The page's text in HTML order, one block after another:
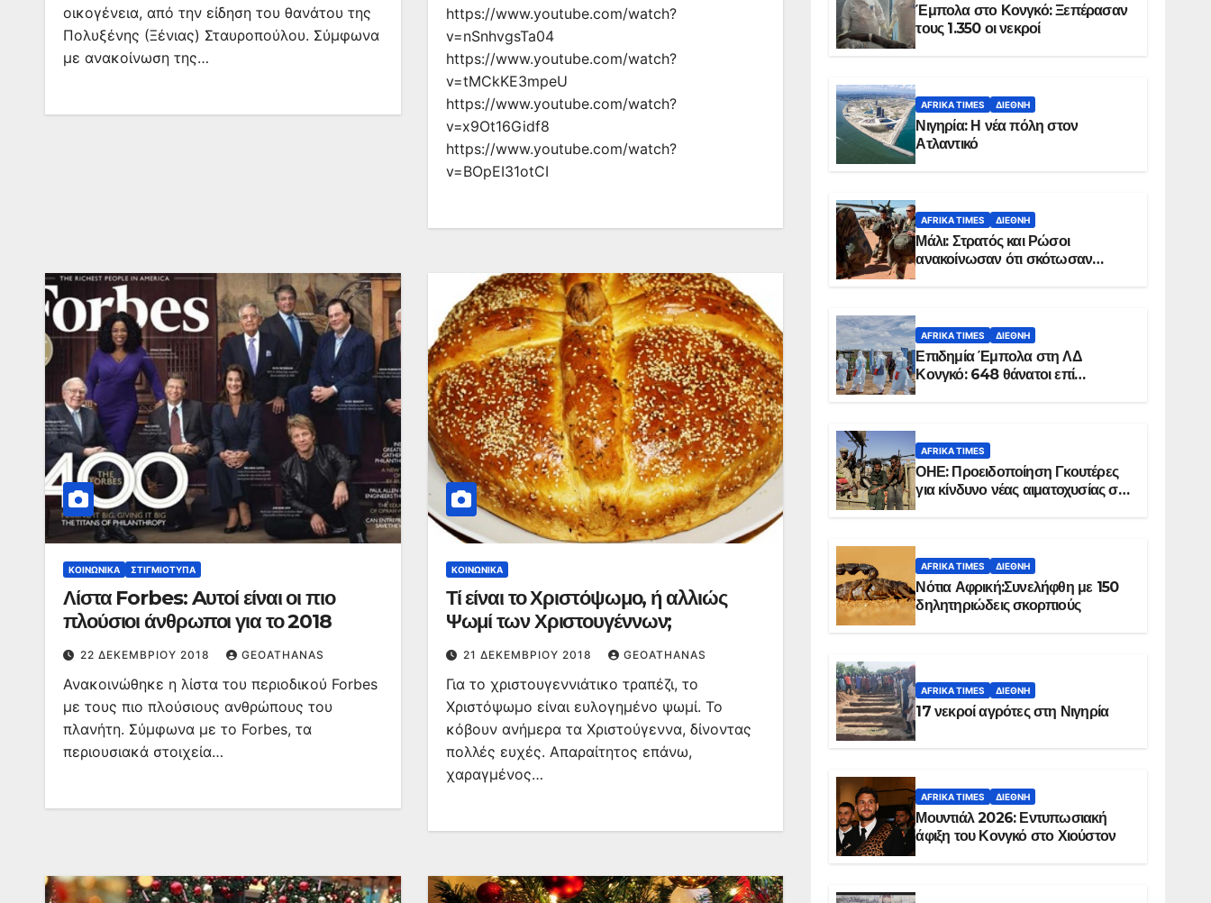
οικογένεια, από την είδηση του θανάτου της
Πολυξένης (Ξένιας) Σταυροπούλου. Σύμφωνα
με ανακοίνωση της…
https://www.youtube.com/watch?
v=nSnhvgsTa04
https://www.youtube.com/watch?
v=tMCkKE3mpeU
https://www.youtube.com/watch?
v=x9Ot16Gidf8
https://www.youtube.com/watch?
v=BOpEI31otCI
ΚΟΙΝΩΝΙΚΆ ΣΤΙΓΜΙΌΤΥΠΑ
Λίστα Forbes: Aυτοί είναι οι πιο
πλούσιοι άνθρωποι για το 2018
22 ΔΕΚΕΜΒΡΊΟΥ 2018 GEOATHANAS
Ανακοινώθηκε η λίστα του περιοδικού Forbes
με τους πιο πλούσιους ανθρώπους του
πλανήτη. Σύμφωνα με το Forbes, τα
περιουσιακά στοιχεία…
ΚΟΙΝΩΝΙΚΆ
Τί είναι το Χριστόψωμο, ή αλλιώς
Ψωμί των Χριστουγέννων;
21 ΔΕΚΕΜΒΡΊΟΥ 2018 GEOATHANAS
Για το χριστουγεννιάτικο τραπέζι, το
Χριστόψωμο είναι ευλογημένο ψωμί. Το
κόβουν ανήμερα τα Χριστούγεννα, δίνοντας
πολλές ευχές. Απαραίτητος επάνω,
χαραγμένος…
Έμπολα στο Κονγκό: Ξεπέρασαν
τους 1.350 οι νεκροί
AFRIKA TIMES ΔΙΕΘΝΉ
Νιγηρία: Η νέα πόλη στον
Ατλαντικό
AFRIKA TIMES ΔΙΕΘΝΉ
Μάλι: Στρατός και Ρώσοι
ανακοίνωσαν ότι σκότωσαν
AFRIKA TIMES ΔΙΕΘΝΉ
Επιδημία Έμπολα στη ΛΔ
Κονγκό: 648 θάνατοι επί
AFRIKA TIMES
ΟΗΕ: Προειδοποίηση Γκουτέρες
για κίνδυνο νέας αιματοχυσίας στο
AFRIKA TIMES ΔΙΕΘΝΉ
Νότια Αφρική:Συνελήφθη με 150
δηλητηριώδεις σκορπιούς
AFRIKA TIMES ΔΙΕΘΝΉ
17 νεκροί αγρότες στη Νιγηρία
AFRIKA TIMES ΔΙΕΘΝΉ
Μουντιάλ 2026: Εντυπωσιακή
άφιξη του Κονγκό στο Χιούστον